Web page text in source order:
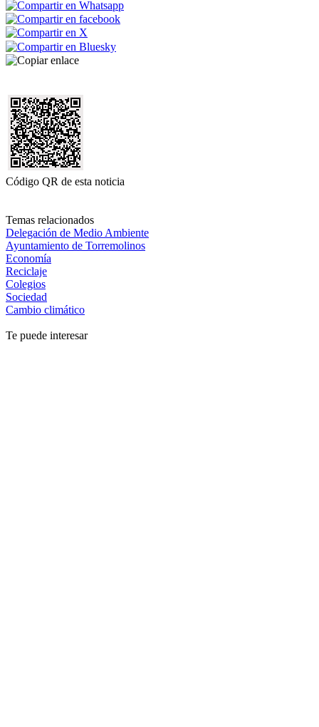
Código QR de esta noticia
Temas relacionados
Delegación de Medio Ambiente
Ayuntamiento de Torremolinos
Economía
Reciclaje
Colegios
Sociedad
Cambio climático
Te puede interesar